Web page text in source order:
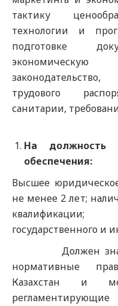
тактику
технологии и
подготовке
трудового
санитарии,
На должность
обеспечения:
Высшее
не менее 2 лет;
государственного и
Должен знать:
нормативные
Казахстан и